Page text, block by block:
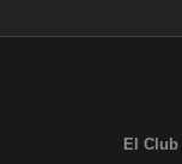
El Club